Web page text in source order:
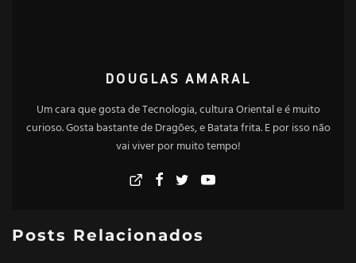
DOUGLAS AMARAL
Um cara que gosta de Tecnologia, cultura Oriental e é muito
curioso. Gosta bastante de Dragões, e Batata frita. E por isso não
vai viver por muito tempo!
Posts Relacionados